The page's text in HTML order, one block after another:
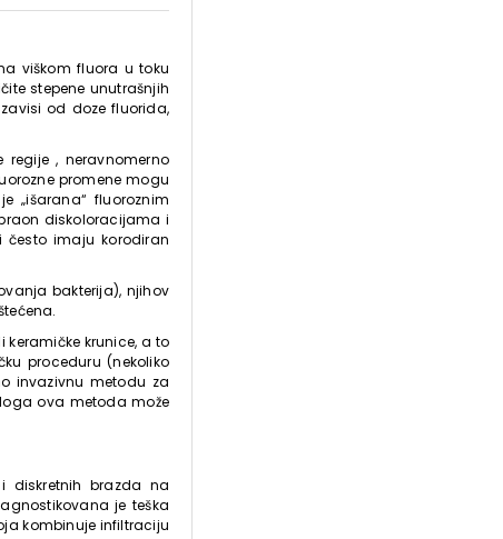
viškom fluora u toku
stepene unutrašnjih
od doze fluorida,
regije , neravnomerno
promene mogu
„išarana“ fluoroznim
diskoloracijama i
često imaju korodiran
bakterija), njihov
krunice, a to
proceduru (nekoliko
invazivnu metodu za
ova metoda može
diskretnih brazda na
je teška
kombinuje infiltraciju